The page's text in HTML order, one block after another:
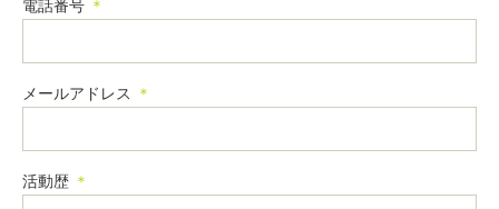
電話番号 ＊
メールアドレス ＊
活動歴 ＊